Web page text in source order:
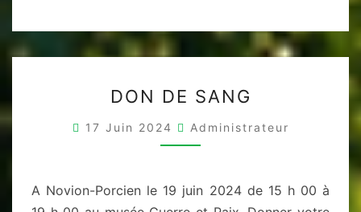
DE
SANG
DON DE SANG
17 Juin 2024 Administrateur
A Novion-Porcien le 19 juin 2024 de 15 h 00 à